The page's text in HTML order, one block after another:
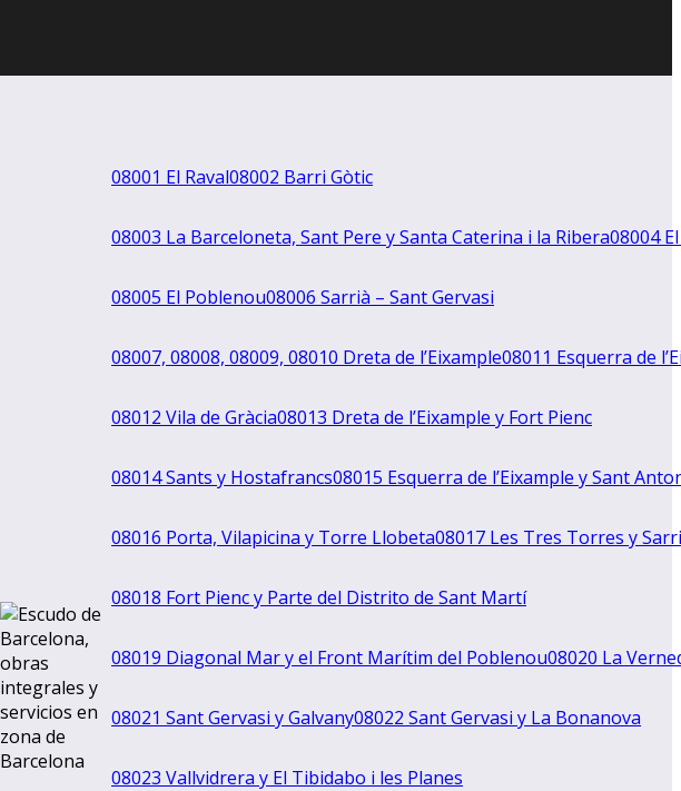
08001 El Raval08002 Barri Gòtic
08003 La Barceloneta, Sant Pere y Santa Caterina i la Ribera08004
08005 El Poblenou08006 Sarrià – Sant Gervasi
08007, 08008, 08009, 08010 Dreta de l’Eixample08011 Esquerra de
08012 Vila de Gràcia08013 Dreta de l’Eixample y Fort Pienc
08014 Sants y Hostafrancs08015 Esquerra de l’Eixample y Sant
08016 Porta, Vilapicina y Torre Llobeta08017 Les Tres Torres y
08018 Fort Pienc y Parte del Distrito de Sant Martí
08019 Diagonal Mar y el Front Marítim del Poblenou08020 La
08021 Sant Gervasi y Galvany08022 Sant Gervasi y La Bonanova
08023 Vallvidrera y El Tibidabo i les Planes